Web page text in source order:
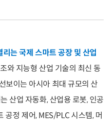
리는 국제 스마트 공장 및 산업
와 지능형 산업 기술의 최신 동
보이는 아시아 최대 규모의 산
산업 자동화, 산업용 로봇, 인공
공정 제어, MES/PLC 시스템, 머